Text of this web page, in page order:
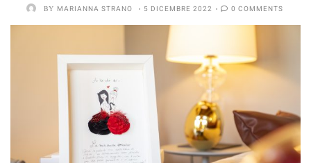
BY MARIANNA STRANO 5 DICEMBRE 2022 0 COMMENTS